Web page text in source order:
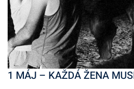
1 MÁJ – KAŽDÁ ŽENA